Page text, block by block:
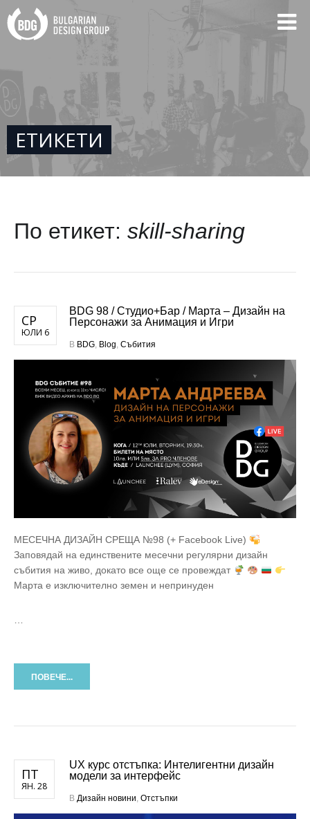
ЕТИКЕТИ
По етикет: skill-sharing
СР
ЮЛИ 6
BDG 98 / Студио+Бар / Марта – Дизайн на
Персонажи за Анимация и Игри
В BDG, Blog, Събития
МЕСЕЧНА ДИЗАЙН СРЕЩА №98 (+ Facebook Live)
Заповядай на единствените месечни регулярни дизайн
събития на живо, докато все още се провеждат
Марта е изключително земен и непринуден
…
ПОВЕЧЕ...
ПТ
ЯН. 28
UX курс отстъпка: Интелигентни дизайн
модели за интерфейс
В Дизайн новини, Отстъпки